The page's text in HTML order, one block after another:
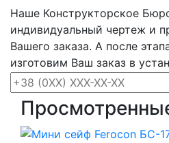
Наше Конструкторское
индивидуальный чертеж и
Вашего заказа. А после
изготовим Ваш заказ в